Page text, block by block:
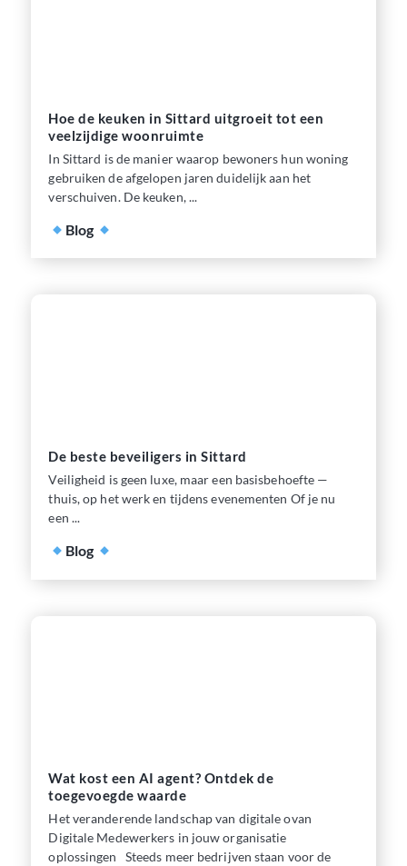
Hoe de keuken in Sittard uitgroeit tot een
veelzijdige woonruimte
In Sittard is de manier waarop bewoners hun woning
gebruiken de afgelopen jaren duidelijk aan het
verschuiven. De keuken, ...
Blog
De beste beveiligers in Sittard
Veiligheid is geen luxe, maar een basisbehoefte —
thuis, op het werk en tijdens evenementen Of je nu
een ...
Blog
Wat kost een AI agent? Ontdek de
toegevoegde waarde
Het veranderende landschap van digitale ovan
Digitale Medewerkers in jouw organisatie
oplossingen Steeds meer bedrijven staan voor de